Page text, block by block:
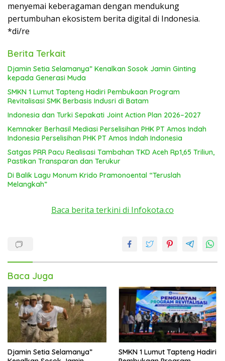
menyemai keberagaman dengan mendukung
pertumbuhan ekosistem berita digital di Indonesia.
*di/re
Berita Terkait
Djamin Setia Selamanya” Kenalkan Sosok Jamin Ginting
kepada Generasi Muda
SMKN 1 Lumut Tapteng Hadiri Pembukaan Program
Revitalisasi SMK Berbasis Indusri di Batam
Indonesia dan Turki Sepakati Joint Action Plan 2026–2027
Kemnaker Berhasil Mediasi Perselisihan PHK PT Amos Indah
Indonesia Perselisihan PHK PT Amos Indah Indonesia
Satgas PRR Pacu Realisasi Tambahan TKD Aceh Rp1,65 Triliun,
Pastikan Transparan dan Terukur
Di Balik Lagu Monum Krido Pramonoental “Teruslah
Melangkah”
Baca berita terkini di Infokota.co
Baca Juga
Djamin Setia Selamanya”
SMKN 1 Lumut Tapteng Hadiri